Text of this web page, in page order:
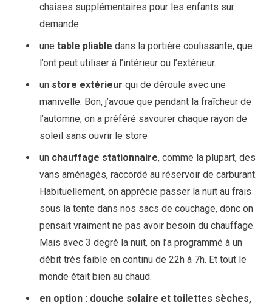
chaises supplémentaires pour les enfants sur
demande
une table pliable dans la portière coulissante, que
l’ont peut utiliser à l’intérieur ou l’extérieur.
un store extérieur qui de déroule avec une
manivelle. Bon, j’avoue que pendant la fraîcheur de
l’automne, on a préféré savourer chaque rayon de
soleil sans ouvrir le store
un chauffage stationnaire, comme la plupart, des
vans aménagés, raccordé au réservoir de carburant.
Habituellement, on apprécie passer la nuit au frais
sous la tente dans nos sacs de couchage, donc on
pensait vraiment ne pas avoir besoin du chauffage.
Mais avec 3 degré la nuit, on l’a programmé à un
débit très faible en continu de 22h à 7h. Et tout le
monde était bien au chaud.
en option : douche solaire et toilettes sèches,